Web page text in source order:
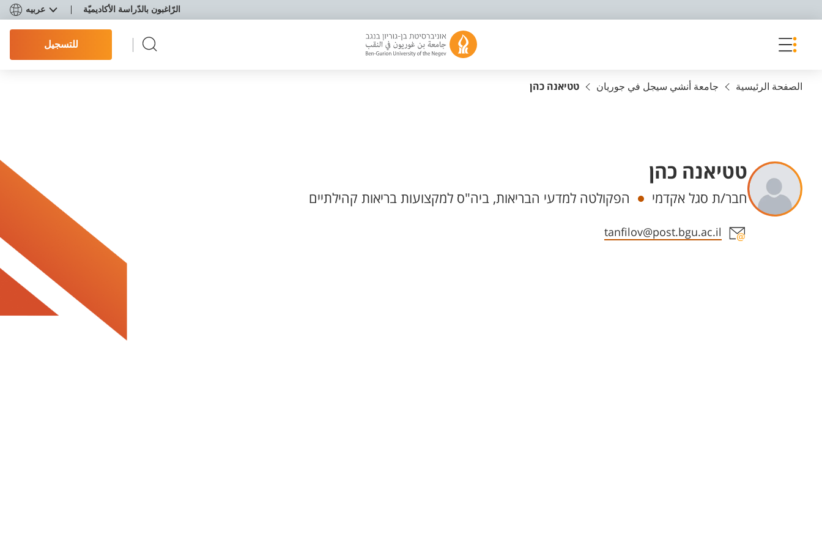
الرّاغبون بالدّراسة الأكاديميّة عربيه
للتسجيل
الصفحة الرئيسية جامعة أنشي سيجل في جوريان טטיאנה כהן
טטיאנה כהן
Departments
חבר/ת סגל אקדמי הפקולטה למדעי הבריאות, ביה"ס למקצועות בריאות קהילתיים
Staff member contact section
tanfilov@post.bgu.ac.il